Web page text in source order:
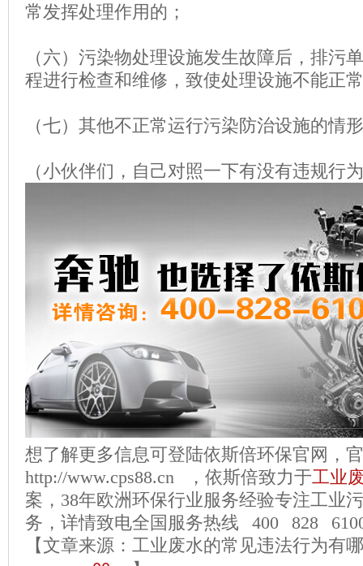
常发挥处理作用的；
（六）污染物处理设施发生故障后，排污
程进行检查和维修，致使处理设施不能正
（七）其他不正常运行污染防治设施的情
（小伙伴们，自己对照一下有没有违规行
想了解更多信息可登陆依斯倍环保官网，
http://www.cps88.cn
，依斯倍致力于工业
案， 38年欧洲环保行业服务经验专注工业
务，详情致电全国服务热线 400 828
【文章来源： 工业废水的常见违法行为有